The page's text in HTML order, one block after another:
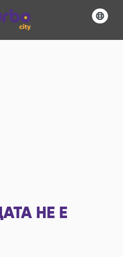
НЕ Е